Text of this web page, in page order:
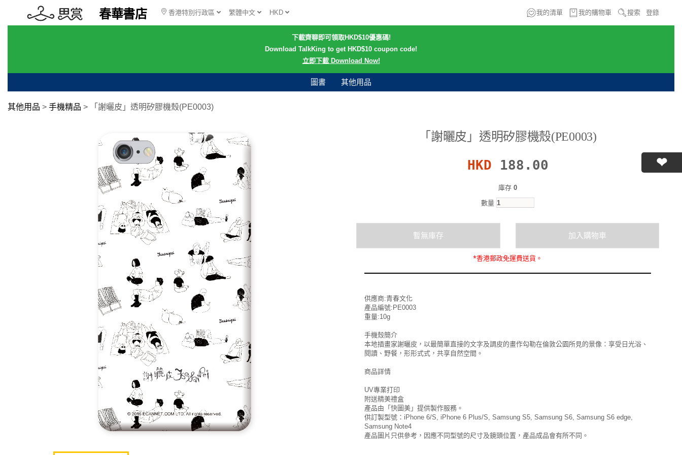
春華書店 香港特別行政區 繁體中文 HKD 我的清單 我的購物車 搜索 登錄
下載齊聊即可領取HKD$10優惠碼!
Download TalkKing to get HKD$10 coupon code!
立即下載 Download Now!
圖書 其他用品
其他用品 > 手機精品 > 「謝曬皮」透明矽膠機殼(PE0003)
「謝曬皮」透明矽膠機殼(PE0003)
HKD 188.00
庫存 0
數量
*香港郵政免運費送貨。
供應商:青春文化
產品編號:PE0003
重量:10g
手機殼簡介
本地插畫家謝曬皮，以最簡單直接的文字及調皮的畫作勾勒在倫敦公園所見的景像：享受日光浴、
閱讀、野餐，形形式式，共享自然空間。
商品詳情
UV專業打印
附送精美禮盒
產品由「快圖美」提供製作服務。
供訂製型號：iPhone 6/S, iPhone 6 Plus/S, Samsung S5, Samsung S6, Samsung S6 edge,
Samsung Note4
產品圖片只供參考，因應不同型號的尺寸及鏡頭位置，產品成品會有所不同。